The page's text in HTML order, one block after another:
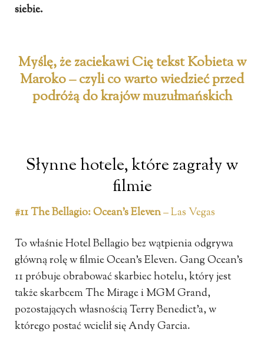
siebie.
Myślę, że zaciekawi Cię tekst Kobieta w
Maroko – czyli co warto wiedzieć przed
podróżą do krajów muzułmańskich
Słynne hotele, które zagrały w
filmie
#11 The Bellagio: Ocean’s Eleven– Las Vegas
To właśnie Hotel Bellagio bez wątpienia odgrywa
główną rolę w filmie Ocean’s Eleven. Gang Ocean’s
11 próbuje obrabować skarbiec hotelu, który jest
także skarbcem The Mirage i MGM Grand,
pozostających własnością Terry Benedict’a, w
którego postać wcielił się Andy Garcia.